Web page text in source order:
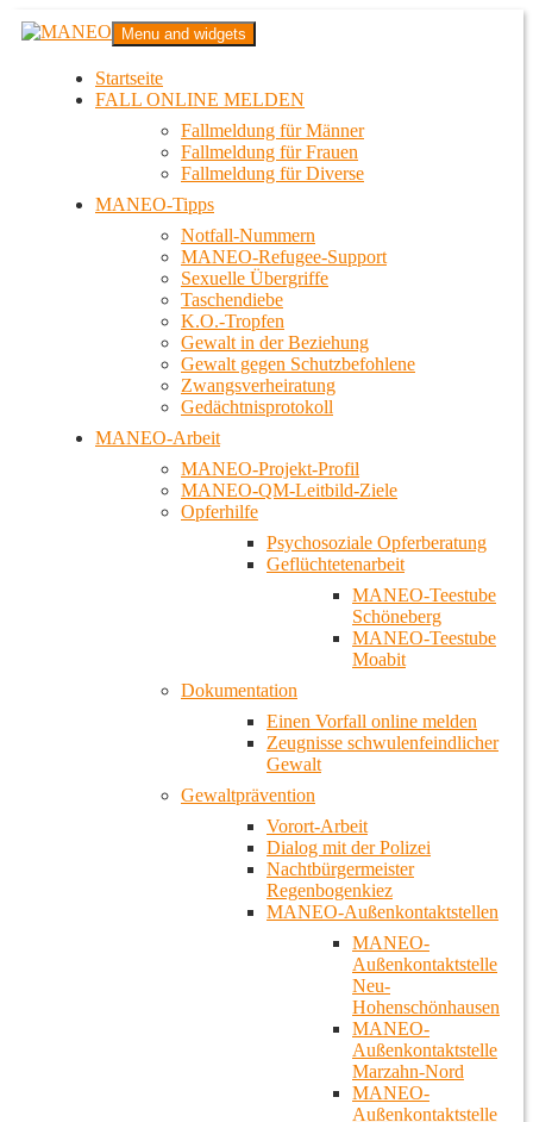
Zum
InhaltMANEO
Das schwule Anti-Gewalt-Projekt in Berlin
Menu and widgets
Startseite
FALL ONLINE MELDEN
Fallmeldung für Männer
Fallmeldung für Frauen
Fallmeldung für Diverse
MANEO-Tipps
Notfall-Nummern
MANEO-Refugee-Support
Sexuelle Übergriffe
Taschendiebe
K.O.-Tropfen
Gewalt in der Beziehung
Gewalt gegen Schutzbefohlene
Zwangsverheiratung
Gedächtnisprotokoll
MANEO-Arbeit
MANEO-Projekt-Profil
MANEO-QM-Leitbild-Ziele
Opferhilfe
Psychosoziale Opferberatung
Geflüchtetenarbeit
MANEO-Teestube
Schöneberg
MANEO-Teestube
Moabit
Dokumentation
Einen Vorfall online melden
Zeugnisse schwulenfeindlicher
Gewalt
Gewaltprävention
Vorort-Arbeit
Dialog mit der Polizei
Nachtbürgermeister
Regenbogenkiez
MANEO-Außenkontaktstellen
MANEO-
Außenkontaktstelle
Neu-
Hohenschönhausen
MANEO-
Außenkontaktstelle
Marzahn-Nord
MANEO-
Außenkontaktstelle